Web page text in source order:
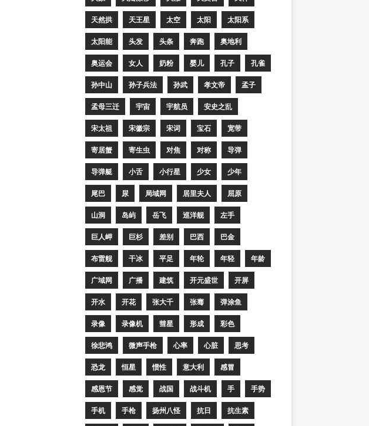
天然拱 天王星 太空 太阳 太阳系
太阳能 头发 头条 奔跑 奥地利
奥运会 女人 奶粉 婴儿 孔子 孔雀
孙中山 孙子兵法 孙武 孝文帝 孟子
孟母三迁 宇宙 宇航员 安史之乱
宋太祖 宋徽宗 宋词 宝石 宽带
寄居蟹 寄生虫 对焦 对称 导弹
导弹艇 小舌 小行星 少女 少年
尾巴 尿 局域网 居里夫人 屈原
山洞 岛屿 岳飞 巡洋舰 左手
巨人岬 巨杉 差别 巴西 巴金
布雷舰 干冰 平足 年轮 年轻 年龄
广域网 广播 建筑 开元盛世 开屏
开水 开花 张大千 张骞 弹涂鱼
录像 录像机 彗星 形成 彩色
徐悲鸿 微声手枪 心率 心脏 思考
恐龙 恒星 惯性 意大利 感冒
感恩节 感觉 战国 战斗机 手 手势
手机 手枪 扬州八怪 抗日 抗生素